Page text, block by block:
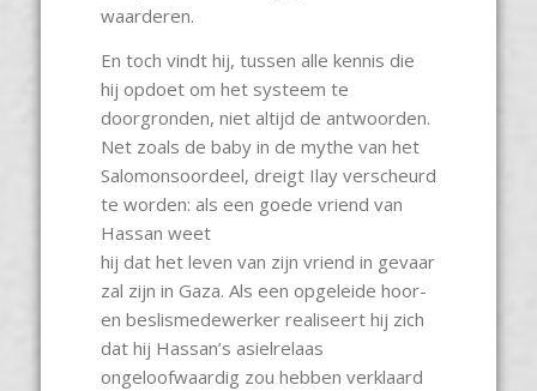
waarderen.
En toch vindt hij, tussen alle kennis die
hij opdoet om het systeem te
doorgronden, niet altijd de antwoorden.
Net zoals de baby in de mythe van het
Salomonsoordeel, dreigt Ilay verscheurd
te worden: als een goede vriend van
Hassan weet
hij dat het leven van zijn vriend in gevaar
zal zijn in Gaza. Als een opgeleide hoor-
en beslismedewerker realiseert hij zich
dat hij Hassan’s asielrelaas
ongeloofwaardig zou hebben verklaard